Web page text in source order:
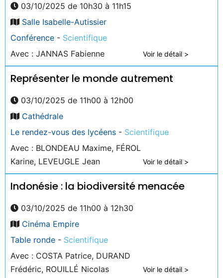
03/10/2025 de 10h30 à 11h15
Salle Isabelle-Autissier
Conférence - Scientifique
Avec : JANNAS Fabienne
Voir le détail >
Représenter le monde autrement
03/10/2025 de 11h00 à 12h00
Cathédrale
Le rendez-vous des lycéens - Scientifique
Avec : BLONDEAU Maxime, FÉROL
Karine, LEVEUGLE Jean
Voir le détail >
Indonésie : la biodiversité menacée
03/10/2025 de 11h00 à 12h30
Cinéma Empire
Table ronde - Scientifique
Avec : COSTA Patrice, DURAND
Frédéric, ROUILLÉ Nicolas
Voir le détail >